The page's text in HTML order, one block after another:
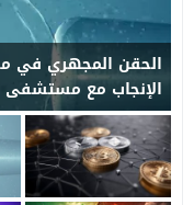
الحقن المجهري في
الإنجاب مع مستشفى